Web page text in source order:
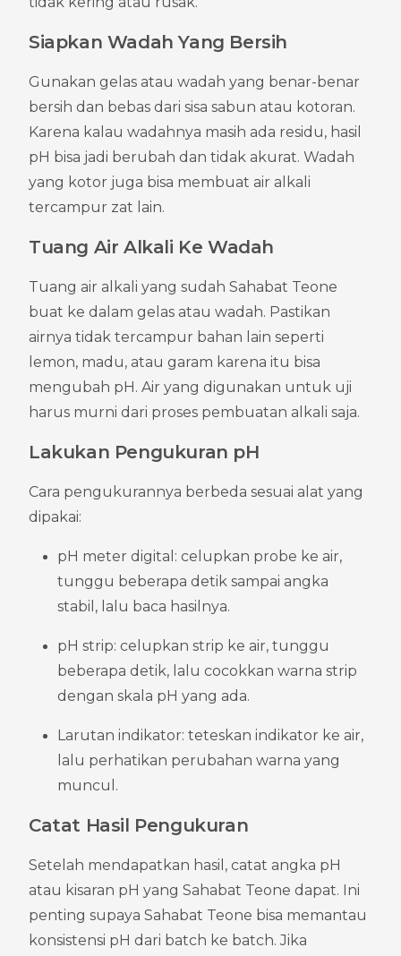
Siapkan Wadah Yang Bersih
Gunakan gelas atau wadah yang benar-benar
bersih dan bebas dari sisa sabun atau kotoran.
Karena kalau wadahnya masih ada residu, hasil
pH bisa jadi berubah dan tidak akurat. Wadah
yang kotor juga bisa membuat air alkali
tercampur zat lain.
Tuang Air Alkali Ke Wadah
Tuang air alkali yang sudah Sahabat Teone
buat ke dalam gelas atau wadah. Pastikan
airnya tidak tercampur bahan lain seperti
lemon, madu, atau garam karena itu bisa
mengubah pH. Air yang digunakan untuk uji
harus murni dari proses pembuatan alkali saja.
Lakukan Pengukuran pH
Cara pengukurannya berbeda sesuai alat yang
dipakai:
pH meter digital: celupkan probe ke air,
tunggu beberapa detik sampai angka
stabil, lalu baca hasilnya.
pH strip: celupkan strip ke air, tunggu
beberapa detik, lalu cocokkan warna strip
dengan skala pH yang ada.
Larutan indikator: teteskan indikator ke air,
lalu perhatikan perubahan warna yang
muncul.
Catat Hasil Pengukuran
Setelah mendapatkan hasil, catat angka pH
atau kisaran pH yang Sahabat Teone dapat. Ini
penting supaya Sahabat Teone bisa memantau
konsistensi pH dari batch ke batch. Jika